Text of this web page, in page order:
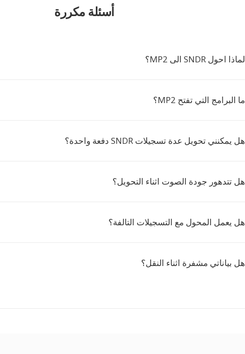
أسئلة مكررة
لماذا احول SNDR الى MP2؟
ما البرامج التي تفتح MP2؟
هل يمكنني تحويل عدة تسجيلات SNDR دفعة واحدة؟
هل تتدهور جودة الصوت اثناء التحويل؟
هل يعمل المحول مع التسجيلات التالفة؟
هل بياناتي مشفرة اثناء النقل؟